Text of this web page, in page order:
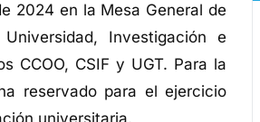
2024 en la Mesa General de
Investigación e
CCOO, CSIF y UGT. Para la
reservado para el ejercicio